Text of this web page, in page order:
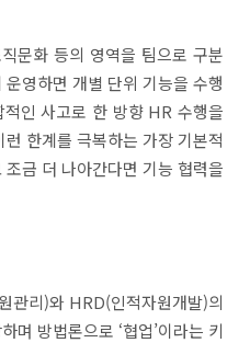
문화 등의 영역을 팀으로 구분
영하면 개별 단위 기능을 수행
인 사고로 한 방향 HR 수행을
한계를 극복하는 가장 기본적
금 더 나아간다면 기능 협력을
관리)와 HRD(인적자원개발)의
며 방법론으로 ‘협업’이라는 키